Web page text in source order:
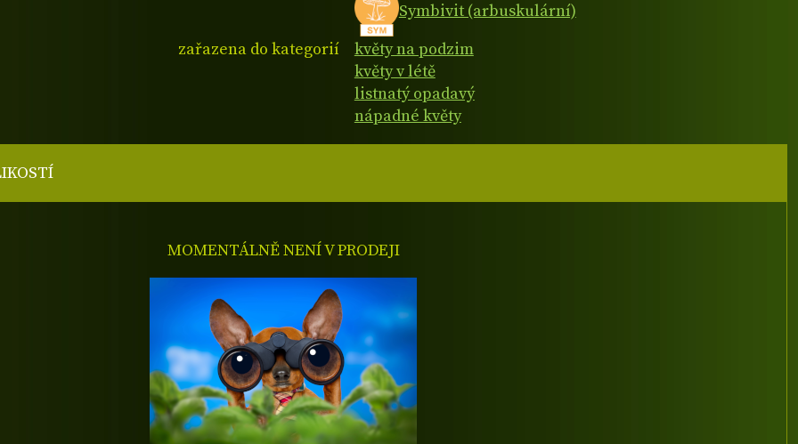
Symbivit (arbuskulární)
zařazena do kategorií
květy na podzim
květy v létě
listnatý opadavý
nápadné květy
MOMENTÁLNĚ NENÍ V PRODEJI